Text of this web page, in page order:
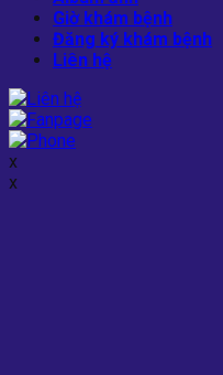
Giờ khám bệnh
Đăng ký khám bệnh
Liên hệ
x
x